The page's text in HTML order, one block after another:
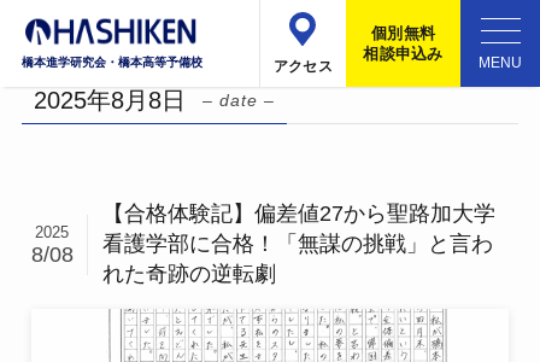
橋本進学研究会・橋本高等予備校
個別無料
相談申込み
アクセス
ホーム 2025年 8月 8日
2025年8月8日 – date –
【合格体験記】偏差値27から聖路加大学
看護学部に合格！「無謀の挑戦」と言わ
れた奇跡の逆転劇
2025
8/08